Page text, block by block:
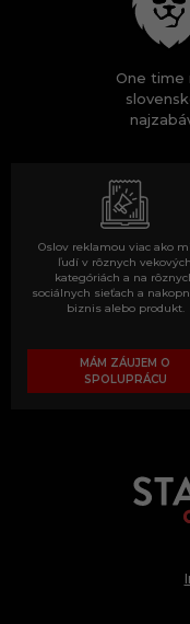
One time
Oslov reklamou viac ako
ľudí v rôznych vekových
kategóriách a na
sociálnych sieťach a
biznis alebo produkt.
MÁM ZÁUJEM O
SPOLUPRÁCU